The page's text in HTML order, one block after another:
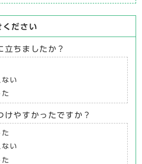
ください
立ちましたか？
い
けやすかったですか？
い